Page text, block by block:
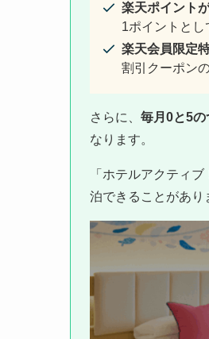
楽天ポイント
1ポイントとし
楽天会員限定
割引クーポン
さらに、 毎月0と5の
なります。
「ホテルアクティ
泊できることがあり